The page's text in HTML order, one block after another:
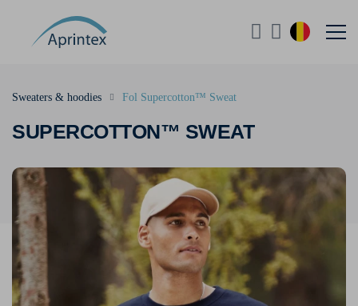
SUPERCOTTON™ SWEAT
Sweaters & hoodies Fol Supercotton™ Sweat